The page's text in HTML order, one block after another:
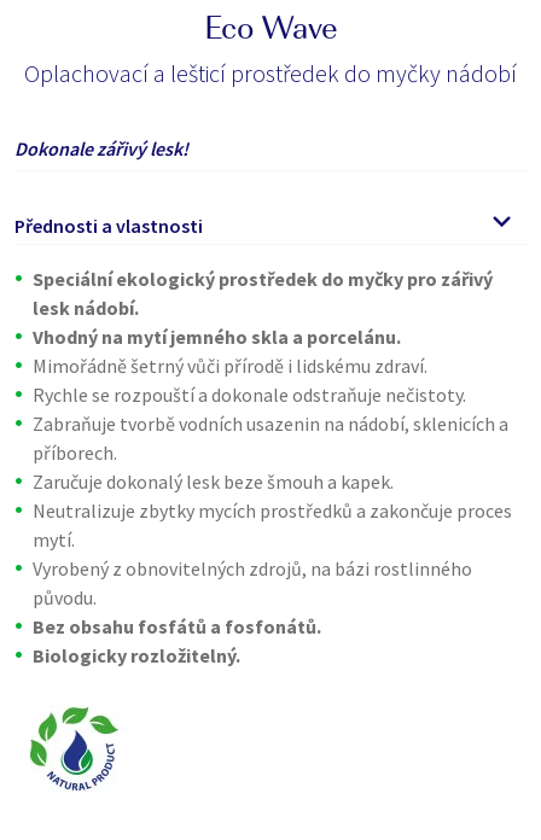
Eco Wave
Oplachovací a lešticí prostředek do myčky nádobí
Dokonale zářivý lesk!
Přednosti a vlastnosti
Speciální ekologický prostředek do myčky pro zářivý
lesk nádobí.
Vhodný na mytí jemného skla a porcelánu.
Mimořádně šetrný vůči přírodě i lidskému zdraví.
Rychle se rozpouští a dokonale odstraňuje nečistoty.
Zabraňuje tvorbě vodních usazenin na nádobí, sklenicích a
příborech.
Zaručuje dokonalý lesk beze šmouh a kapek.
Neutralizuje zbytky mycích prostředků a zakončuje proces
mytí.
Vyrobený z obnovitelných zdrojů, na bázi rostlinného
původu.
Bez obsahu fosfátů a fosfonátů.
Biologicky rozložitelný.